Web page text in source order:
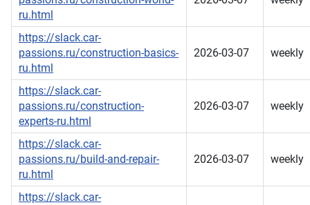
ru.html
https://slack.car-
passions.ru/construction-basics-
ru.html
2026-03-07 weekly
https://slack.car-
passions.ru/construction-
experts-ru.html
2026-03-07 weekly
https://slack.car-
passions.ru/build-and-repair-
ru.html
2026-03-07 weekly
https://slack.car-